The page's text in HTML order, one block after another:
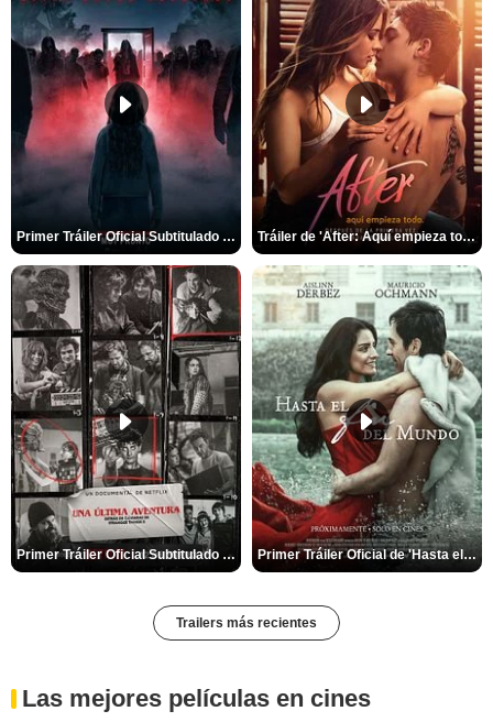
Primer Tráiler Oficial Subtitulado de 'La Noche Del Demonio: Están Entre Nosotros' Tráiler de 'After: Aquí empieza todo'
Primer Tráiler Oficial Subtitulado de 'Una última aventura: Detrás de cámaras de Stranger Things 5' Primer Tráiler Oficial de 'Hasta el fin del mundo'
Trailers más recientes
Las mejores películas en cines